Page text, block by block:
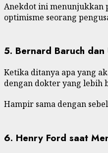
Anekdot ini menunjukkan
optimisme seorang
5. Bernard Baruch dan
Ketika ditanya apa yang
dengan dokter yang lebih
Hampir sama dengan
6. Henry Ford saat